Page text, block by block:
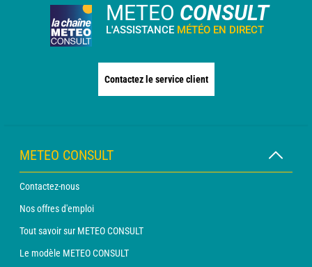
METEO CONSULT
L'ASSISTANCE MÉTÉO EN DIRECT
Contactez le service client
METEO CONSULT
Contactez-nous
Nos offres d'emploi
Tout savoir sur METEO CONSULT
Le modèle METEO CONSULT